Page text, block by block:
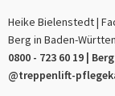
Heike Bielenstedt |
Berg in Baden-
0800 - 723 60 19 |
@treppenlift-